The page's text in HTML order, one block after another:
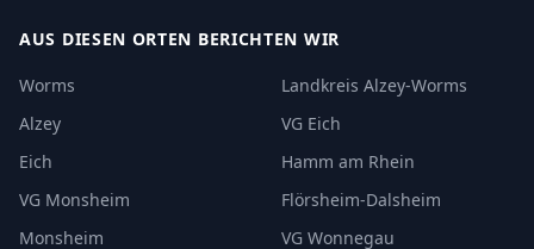
AUS DIESEN ORTEN BERICHTEN WIR
Worms
Landkreis Alzey-Worms
Alzey
VG Eich
Eich
Hamm am Rhein
VG Monsheim
Flörsheim-Dalsheim
Monsheim
VG Wonnegau